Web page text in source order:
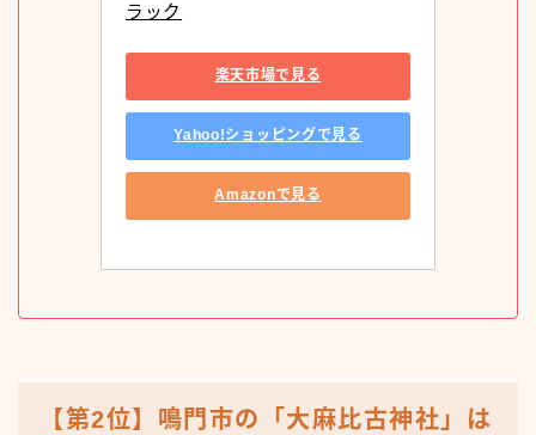
ラック
楽天市場で見る
Yahoo!ショッピングで見る
Amazonで見る
【第2位】鳴門市の「大麻比古神社」は